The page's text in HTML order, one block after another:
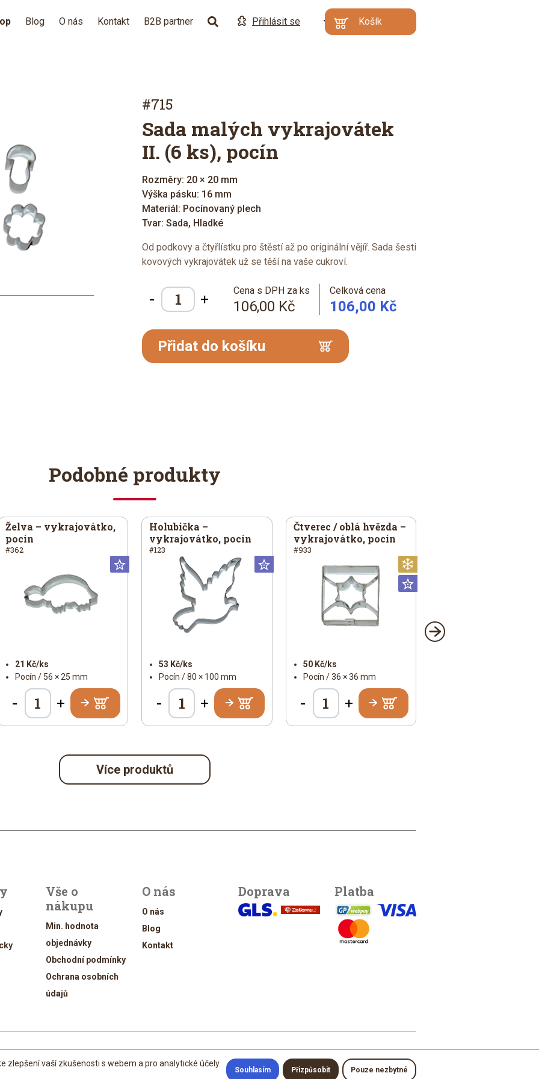
Blog O nás Kontakt B2B partner Přihlásit se
CZ
Kč
Košík
#715
Sada malých vykrajovátek
II. (6 ks), pocín
Rozměry: 20 × 20 mm
Výška pásku: 16 mm
Materiál: Pocínovaný plech
Tvar: Sada, Hladké
Od podkovy a čtyřlístku pro štěstí až po originální vějíř. Sada šesti
kovových vykrajovátek už se těší na vaše cukroví.
- +
Cena s DPH za ks
106,00 Kč
Celková cena
106,00 Kč
Přidat do košíku
Podobné produkty
Universální
Želva – vykrajovátko,
pocín
#362
21 Kč/ks
Pocín / 56 × 25 mm
- +
Universální
Holubička –
vykrajovátko, pocín
#123
53 Kč/ks
Pocín / 80 × 100 mm
- +
Čtverec / oblá hvězda –
vykrajovátko, pocín
#933
50 Kč/ks
Pocín / 36 × 36 mm
- +
Více produktů
Vše o
nákupu
Min. hodnota
objednávky
Obchodní podmínky
Ochrana osobních
údajů
O nás
O nás
Blog
Kontakt
Doprava Platba
© 2026 vykrajovacky.cz
Jan Vítek ; content by Štěpánka Ištvánková; photo byFilip Zvěřina
zlepšení vaší zkušenosti s webem a pro analytické účely.
Souhlasím Přizpůsobit Pouze nezbytné